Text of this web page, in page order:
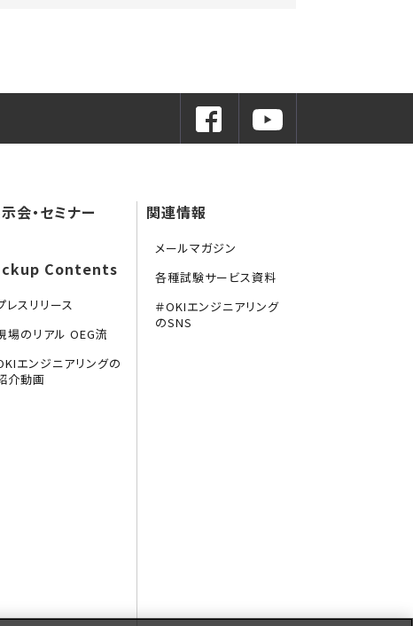
会・セミナー
Contents
レスリリース
場のリアル OEG流
エンジニアリングの
介動画
関連情報
メールマガジン
各種試験サービス資料
＃OKIエンジニアリング
のSNS